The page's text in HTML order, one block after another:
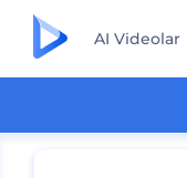
AI Videolar